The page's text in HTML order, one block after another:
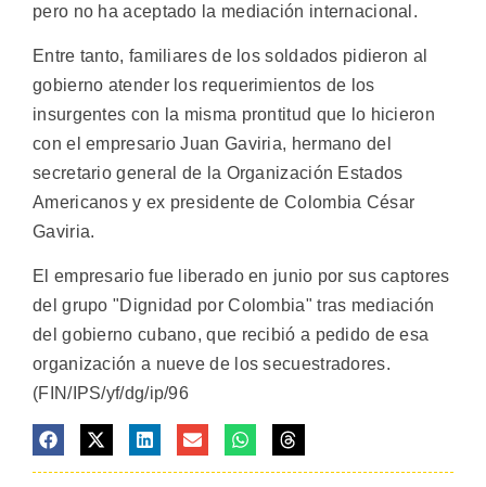
pero no ha aceptado la mediación internacional.
Entre tanto, familiares de los soldados pidieron al
gobierno atender los requerimientos de los
insurgentes con la misma prontitud que lo hicieron
con el empresario Juan Gaviria, hermano del
secretario general de la Organización Estados
Americanos y ex presidente de Colombia César
Gaviria.
El empresario fue liberado en junio por sus captores
del grupo "Dignidad por Colombia" tras mediación
del gobierno cubano, que recibió a pedido de esa
organización a nueve de los secuestradores.
(FIN/IPS/yf/dg/ip/96